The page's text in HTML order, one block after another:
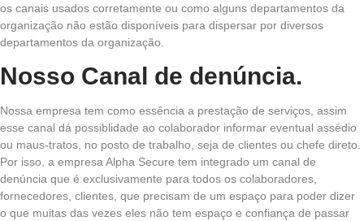
os canais usados ​​corretamente ou como alguns departamentos da
organização não estão disponíveis para dispersar por diversos
departamentos da organização.
Nosso Canal de denúncia.
Nossa empresa tem como essência a prestação de serviços, assim
esse canal dá possiblidade ao colaborador informar eventual assédio
ou maus-tratos, no posto de trabalho, seja de clientes ou chefe direto.
Por isso, a empresa Alpha Secure tem integrado um canal de
denúncia que é exclusivamente para todos os colaboradores,
fornecedores, clientes, que precisam de um espaço para poder dizer
o que muitas das vezes eles não tem espaço e confiança de passar